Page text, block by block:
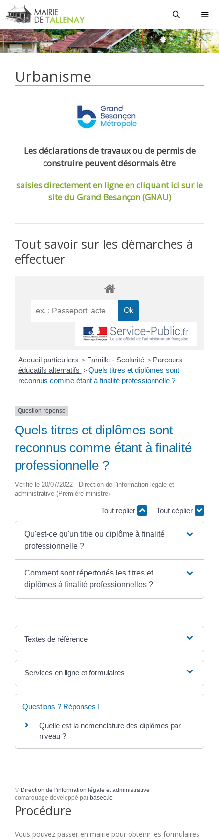
Aller
au
contenu
Urbanisme
Les déclarations de travaux ou de permis de
construire peuvent désormais être
saisies directement en ligneen cliquant ici sur le
site du Grand Besançon (GNAU)
Tout savoir sur les démarches à
effectuer
Accueil particuliers > Famille - Scolarité > Parcours
éducatifs alternatifs > Quels titres et diplômes sont
reconnus comme étant à finalité professionnelle ?
Question-réponse
Quels titres et diplômes sont
reconnus comme étant à finalité
professionnelle ?
Vérifié le 20/07/2022 - Direction de l'information légale et
administrative (Première ministre)
Tout replier Tout déplier
Qu'est-ce qu'un titre ou diplôme à finalité
professionnelle ?
Comment sont répertoriés les titres et
diplômes à finalité professionnelles ?
Textes de référence
Services en ligne et formulaires
Questions ? Réponses !
Quelle est la nomenclature des diplômes par
niveau ?
© Direction de l'information légale et administrative
comarquage developpé par baseo.io
Procédure
Vous pouvez passer en mairie pour obtenir les formulaires